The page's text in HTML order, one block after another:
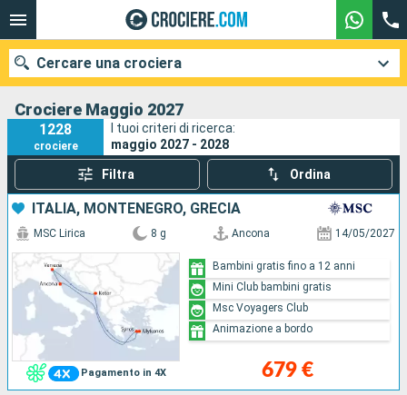
Cercare una crociera
Le nostre destinazioni
Mesi di partenza
Ricerca
Crociere Maggio 2027
1228
crociere
I tuoi criteri di ricerca:
maggio 2027 - 2028
Filtra Ordina
ITALIA, MONTENEGRO, GRECIA
Pagamento in 4X
MSC Lirica 8 g Ancona 14/05/2027
679 €
Bambini gratis fino a 12 anni
Mini Club bambini gratis
Msc Voyagers Club
Animazione a bordo